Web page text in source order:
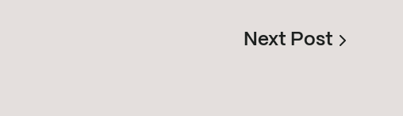
Next Post